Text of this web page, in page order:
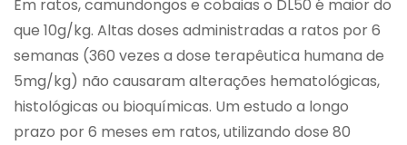
Em ratos, camundongos e cobaias o DL50 é maior do
que 10g/kg. Altas doses administradas a ratos por 6
semanas (360 vezes a dose terapêutica humana de
5mg/kg) não causaram alterações hematológicas,
histológicas ou bioquímicas. Um estudo a longo
prazo por 6 meses em ratos, utilizando dose 80